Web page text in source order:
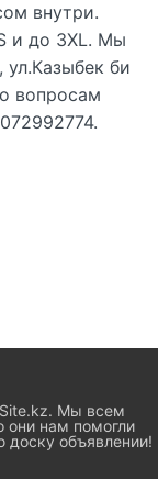
внутри.
и до 3ХL. Мы
би
вопросам
Мы всем
они нам помогли
доску объявлении!